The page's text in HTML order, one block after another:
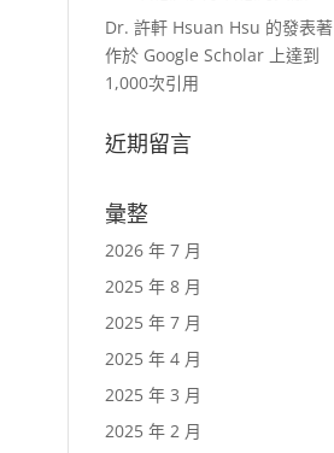
Dr. 許軒 Hsuan Hsu 的發表著
作於 Google Scholar 上達到
1,000次引用
近期留言
彙整
2026 年 7 月
2025 年 8 月
2025 年 7 月
2025 年 4 月
2025 年 3 月
2025 年 2 月